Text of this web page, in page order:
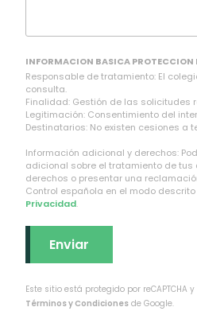
INFORMACION BASICA PROTECCION
Responsable de tratamiento: El
consulta.
Finalidad: Gestión de las solicitudes
Legitimación: Consentimiento del
Destinatarios: No existen cesiones a
Información adicional y derechos:
adicional sobre el tratamiento de
derechos o presentar una
Control española en el modo
Privacidad.
Este sitio está protegido por reCAPTCHA
Términos y Condiciones de Google.